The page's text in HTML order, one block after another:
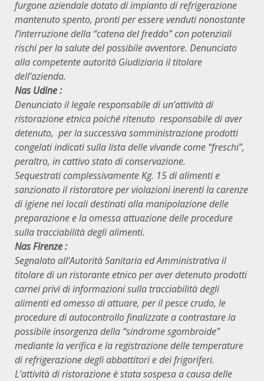
furgone aziendale dotato di impianto di refrigerazione
mantenuto spento, pronti per essere venduti nonostante
l’interruzione della “catena del freddo” con potenziali
rischi per la salute del possibile avventore. Denunciato
alla competente autorità Giudiziaria il titolare
dell’azienda.
Nas Udine :
Denunciato il legale responsabile di un’attività di
ristorazione etnica poiché ritenuto responsabile di aver
detenuto, per la successiva somministrazione prodotti
congelati indicati sulla lista delle vivande come “freschi”,
peraltro, in cattivo stato di conservazione.
Sequestrati complessivamente Kg. 15 di alimenti e
sanzionato il ristoratore per violazioni inerenti la carenze
di igiene nei locali destinati alla manipolazione delle
preparazione e la omessa attuazione delle procedure
sulla tracciabilità degli alimenti.
Nas Firenze :
Segnalato all’Autorità Sanitaria ed Amministrativa il
titolare di un ristorante etnico per aver detenuto prodotti
carnei privi di informazioni sulla tracciabilità degli
alimenti ed omesso di attuare, per il pesce crudo, le
procedure di autocontrollo finalizzate a contrastare la
possibile insorgenza della “sindrome sgombroide”
mediante la verifica e la registrazione delle temperature
di refrigerazione degli abbattitori e dei frigoriferi.
L’attività di ristorazione è stata sospesa a causa delle